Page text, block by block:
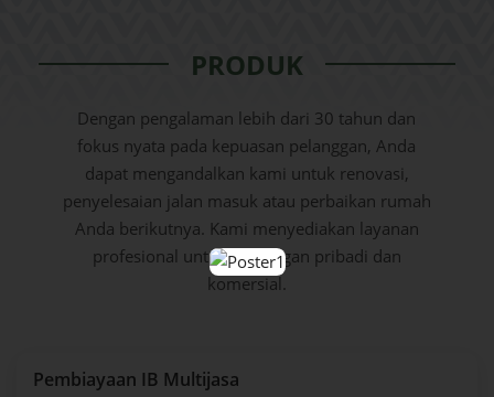
PRODUK
Dengan pengalaman lebih dari 30 tahun dan
fokus nyata pada kepuasan pelanggan, Anda
dapat mengandalkan kami untuk renovasi,
penyelesaian jalan masuk atau perbaikan rumah
Anda berikutnya. Kami menyediakan layanan
profesional untuk pelanggan pribadi dan
komersial.
Pembiayaan IB Multijasa